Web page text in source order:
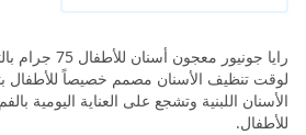
رايا جونيور
لوقت تنظيف الأسنان مصمم خصيصاً للأطفال
الأسنان اللبنية وتشجع على العناية اليومية
للأطفال.